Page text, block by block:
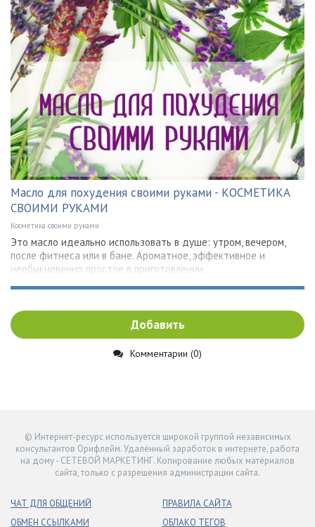
Масло для похудения своими руками - КОСМЕТИКА
СВОИМИ РУКАМИ
Косметика своими руками
Это масло идеально использовать в душе: утром, вечером,
после фитнеса или в бане. Ароматное, эффективное и
необыкновенно простое в приготовлении,
Добавить
Комментарии (0)
© Интернет-ресурс используется широкой группой независимых
консультантов Орифлейм. Удалённый заработок в интернете, работа
на дому - СЕТЕВОЙ МАРКЕТИНГ. Копирование любых материалов
сайта, только с разрешения администрации сайта.
ЧАТ ДЛЯ ОБЩЕНИЙ
ОБМЕН ССЫЛКАМИ
ПРАВИЛА САЙТА
ОБЛАКО ТЕГОВ